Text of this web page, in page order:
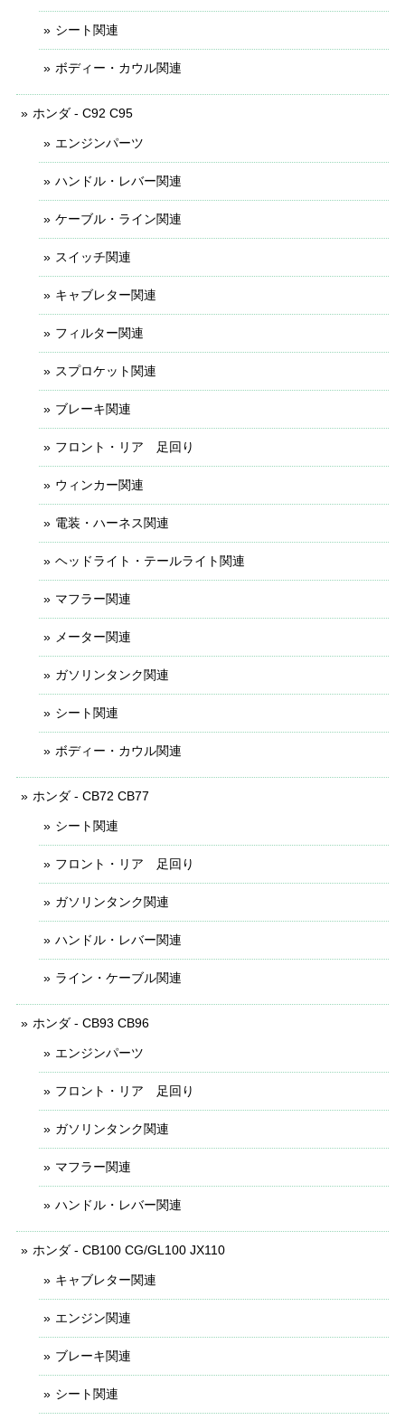
シート関連
ボディー・カウル関連
ホンダ - C92 C95
エンジンパーツ
ハンドル・レバー関連
ケーブル・ライン関連
スイッチ関連
キャブレター関連
フィルター関連
スプロケット関連
ブレーキ関連
フロント・リア 足回り
ウィンカー関連
電装・ハーネス関連
ヘッドライト・テールライト関連
マフラー関連
メーター関連
ガソリンタンク関連
シート関連
ボディー・カウル関連
ホンダ - CB72 CB77
シート関連
フロント・リア 足回り
ガソリンタンク関連
ハンドル・レバー関連
ライン・ケーブル関連
ホンダ - CB93 CB96
エンジンパーツ
フロント・リア 足回り
ガソリンタンク関連
マフラー関連
ハンドル・レバー関連
ホンダ - CB100 CG/GL100 JX110
キャブレター関連
エンジン関連
ブレーキ関連
シート関連